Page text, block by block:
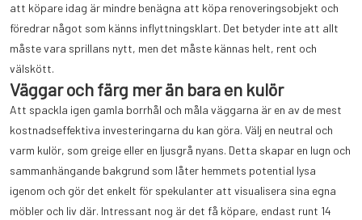
att köpare idag är mindre benägna att köpa renoveringsobjekt och
föredrar något som känns inflyttningsklart. Det betyder inte att allt
måste vara sprillans nytt, men det måste kännas helt, rent och
välskött.
Väggar och färg mer än bara en kulör
Att spackla igen gamla borrhål och måla väggarna är en av de mest
kostnadseffektiva investeringarna du kan göra. Välj en neutral och
varm kulör, som greige eller en ljusgrå nyans. Detta skapar en lugn och
sammanhängande bakgrund som låter hemmets potential lysa
igenom och gör det enkelt för spekulanter att visualisera sina egna
möbler och liv där. Intressant nog är det få köpare, endast runt 14